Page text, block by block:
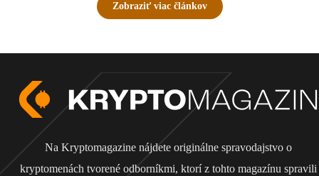
Zobraziť viac článkov
Na Kryptomagazine nájdete originálne spravodajstvo o
kryptomenách tvorené odborníkmi, ktorí z tohto magazínu spravili